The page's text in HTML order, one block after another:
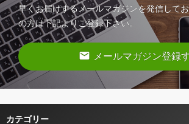
早くお届けするメールマガジンを発信して
の方は下記よりご登録下さい。
email メールマガジン登録
カテゴリー